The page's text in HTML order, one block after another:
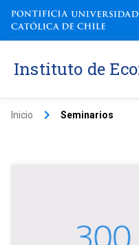
Instituto de
Inicio keyboard_arrow_right Seminarios